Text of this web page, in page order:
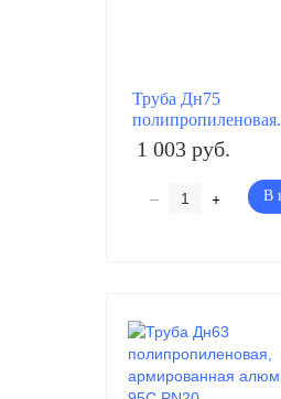
Труба Дн75
1 003 руб.
– + В